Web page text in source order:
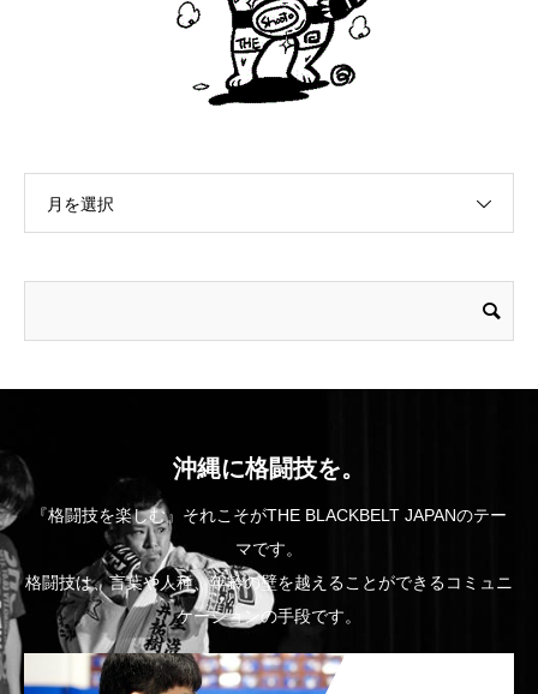
月を選択
沖縄に格闘技を。
『格闘技を楽しむ』それこそがTHE BLACKBELT JAPANのテー
マです。
格闘技は、言葉や人種、年齢の壁を越えることができるコミュニ
ケーションの手段です。